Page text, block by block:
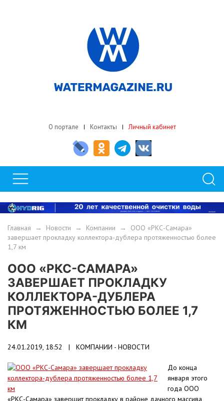
О портале Контакты Личный кабинет
Главная → Новости → Компании → ООО «РКС-Самара»
завершает прокладку коллектора-дублера протяженностью более
1,7 км
ООО «РКС-САМАРА»
ЗАВЕРШАЕТ ПРОКЛАДКУ
КОЛЛЕКТОРА-ДУБЛЕРА
ПРОТЯЖЕННОСТЬЮ БОЛЕЕ 1,7
КМ
24.01.2019, 18:52 | КОМПАНИИ - НОВОСТИ
До конца
января этого
года ООО
«РКС-Самара» завершит прокладку в районе дачного массива